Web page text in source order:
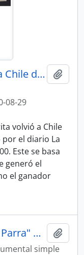
Artículo "Raúl Zurita volvió a Chile desestimando críticas" por Diario La Nación
08-29
volvió a Chile
el diario La
Este se basa
generó el
el ganador
Artículo "Redescubriendo a Parra" de Ernesto Garratt Viñes
simple